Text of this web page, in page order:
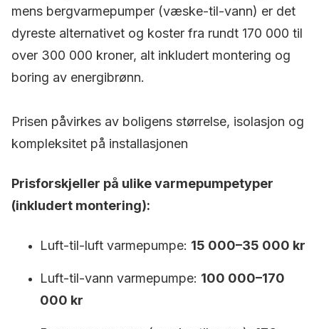
mens bergvarmepumper (væske-til-vann) er det
dyreste alternativet og koster fra rundt 170 000 til
over 300 000 kroner, alt inkludert montering og
boring av energibrønn.
Prisen påvirkes av boligens størrelse, isolasjon og
kompleksitet på installasjonen
Prisforskjeller på ulike varmepumpetyper
(inkludert montering):
Luft-til-luft varmepumpe: 15 000–35 000 kr
Luft-til-vann varmepumpe: 100 000–170
000 kr